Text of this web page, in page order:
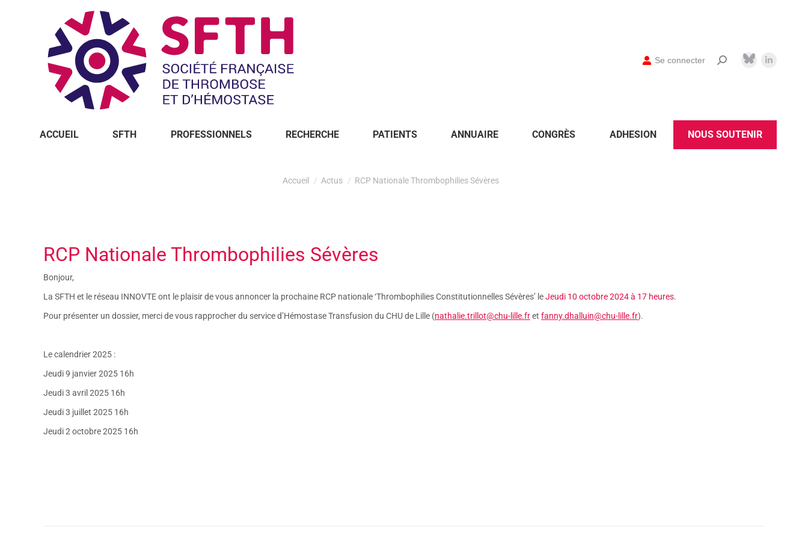
Se connecter
ACCUEIL SFTH PROFESSIONNELS RECHERCHE PATIENTS ANNUAIRE CONGRÈS ADHESION NOUS SOUTENIR
Accueil Actus RCP Nationale Thrombophilies Sévères
RCP Nationale Thrombophilies Sévères
Bonjour,
La SFTH et le réseau INNOVTE ont le plaisir de vous annoncer la prochaine RCP nationale ‘Thrombophilies Constitutionnelles Sévères’ leJeudi 10 octobre 2024 à 17 heures.
Pour présenter un dossier, merci de vous rapprocher du service d’Hémostase Transfusion du CHU de Lille (nathalie.trillot@chu-lille.fret fanny.dhalluin@chu-lille.fr).
Le calendrier 2025 :
Jeudi 9 janvier 2025 16h
Jeudi 3 avril 2025 16h
Jeudi 3 juillet 2025 16h
Jeudi 2 octobre 2025 16h